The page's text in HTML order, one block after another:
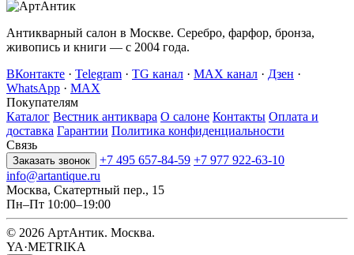
Антикварный салон в Москве. Серебро, фарфор, бронза,
живопись и книги — с 2004 года.
ВКонтакте · Telegram · TG канал · MAX канал · Дзен ·
WhatsApp · MAX
Покупателям
Каталог Вестник антиквара О салоне Контакты Оплата и
доставка Гарантии Политика конфиденциальности
Связь
Заказать звонок +7 495 657-84-59 +7 977 922-63-10
info@artantique.ru
Москва, Скатертный пер., 15
Пн–Пт 10:00–19:00
© 2026 АртАнтик. Москва.
YA·METRIKA